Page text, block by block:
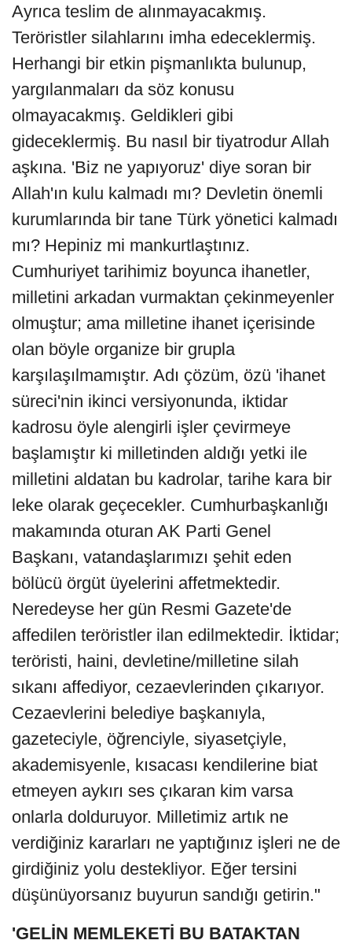
Ayrıca teslim de alınmayacakmış.
Teröristler silahlarını imha edeceklermiş.
Herhangi bir etkin pişmanlıkta bulunup,
yargılanmaları da söz konusu
olmayacakmış. Geldikleri gibi
gideceklermiş. Bu nasıl bir tiyatrodur Allah
aşkına. 'Biz ne yapıyoruz' diye soran bir
Allah'ın kulu kalmadı mı? Devletin önemli
kurumlarında bir tane Türk yönetici kalmadı
mı? Hepiniz mi mankurtlaştınız.
Cumhuriyet tarihimiz boyunca ihanetler,
milletini arkadan vurmaktan çekinmeyenler
olmuştur; ama milletine ihanet içerisinde
olan böyle organize bir grupla
karşılaşılmamıştır. Adı çözüm, özü 'ihanet
süreci'nin ikinci versiyonunda, iktidar
kadrosu öyle alengirli işler çevirmeye
başlamıştır ki milletinden aldığı yetki ile
milletini aldatan bu kadrolar, tarihe kara bir
leke olarak geçecekler. Cumhurbaşkanlığı
makamında oturan AK Parti Genel
Başkanı, vatandaşlarımızı şehit eden
bölücü örgüt üyelerini affetmektedir.
Neredeyse her gün Resmi Gazete'de
affedilen teröristler ilan edilmektedir. İktidar;
teröristi, haini, devletine/milletine silah
sıkanı affediyor, cezaevlerinden çıkarıyor.
Cezaevlerini belediye başkanıyla,
gazeteciyle, öğrenciyle, siyasetçiyle,
akademisyenle, kısacası kendilerine biat
etmeyen aykırı ses çıkaran kim varsa
onlarla dolduruyor. Milletimiz artık ne
verdiğiniz kararları ne yaptığınız işleri ne de
girdiğiniz yolu destekliyor. Eğer tersini
düşünüyorsanız buyurun sandığı getirin."
'GELİN MEMLEKETİ BU BATAKTAN